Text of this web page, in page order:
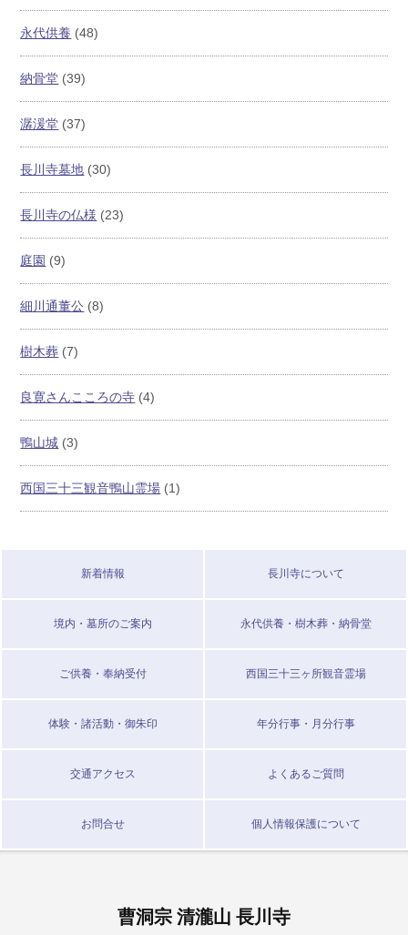
永代供養 (48)
納骨堂 (39)
潺湲堂 (37)
長川寺墓地 (30)
長川寺の仏様 (23)
庭園 (9)
細川通董公 (8)
樹木葬 (7)
良寛さんこころの寺 (4)
鴨山城 (3)
西国三十三観音鴨山霊場 (1)
新着情報 長川寺について
境内・墓所のご案内 永代供養・樹木葬・納骨堂
ご供養・奉納受付 西国三十三ヶ所観音霊場
体験・諸活動・御朱印 年分行事・月分行事
交通アクセス よくあるご質問
お問合せ 個人情報保護について
曹洞宗 清瀧山 長川寺